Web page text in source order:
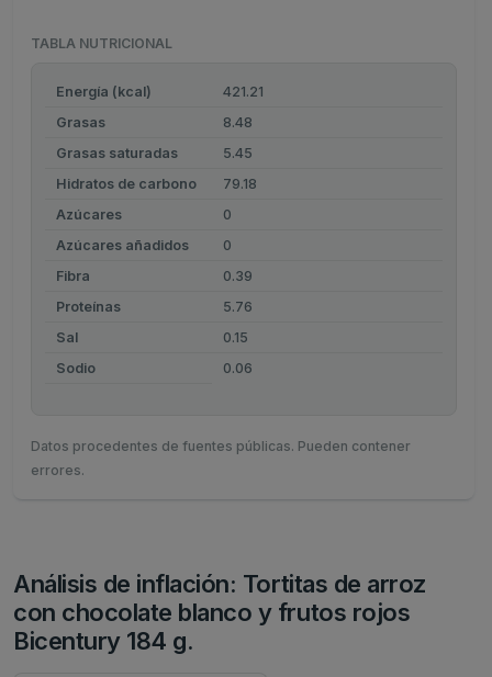
TABLA NUTRICIONAL
Energía (kcal)
421.21
Grasas
8.48
Grasas saturadas
5.45
Hidratos de carbono
79.18
Azúcares
0
Azúcares añadidos
0
Fibra
0.39
Proteínas
5.76
Sal
0.15
Sodio
0.06
Datos procedentes de fuentes públicas. Pueden contener
errores.
Análisis de inflación: Tortitas de arroz
con chocolate blanco y frutos rojos
Bicentury 184 g.